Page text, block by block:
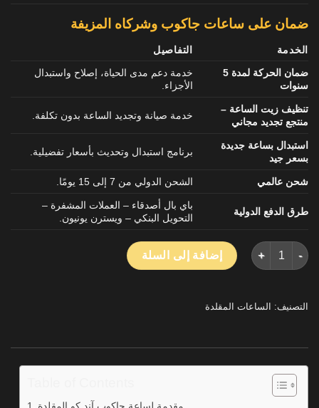
ضمان على ساعات جاكوب وشركاه المزيفة
الخدمة
التفاصيل
ضمان الحركة لمدة 5
سنوات
خدمة دعم مدى الحياة، إصلاح واستبدال
الأجزاء.
تنظيف زيت الساعة –
منتجع تجديد مجاني
خدمة صيانة وتجديد الساعة بدون تكلفة.
استبدال بساعة جديدة
بسعر جيد
برنامج استبدال وتحديث بأسعار تفضيلية.
شحن عالمي الشحن الدولي من 7 إلى 15 يومًا.
طرق الدفع الدولية
باي بال أصدقاء – العملات المشفرة –
التحويل البنكي – ويسترن يونيون.
كمية جاكوب وشركاه الفلك توربيون الساعات المقلدة أفضل نوعية 50mm
إضافة إلى السلة
التصنيف: الساعات المقلدة